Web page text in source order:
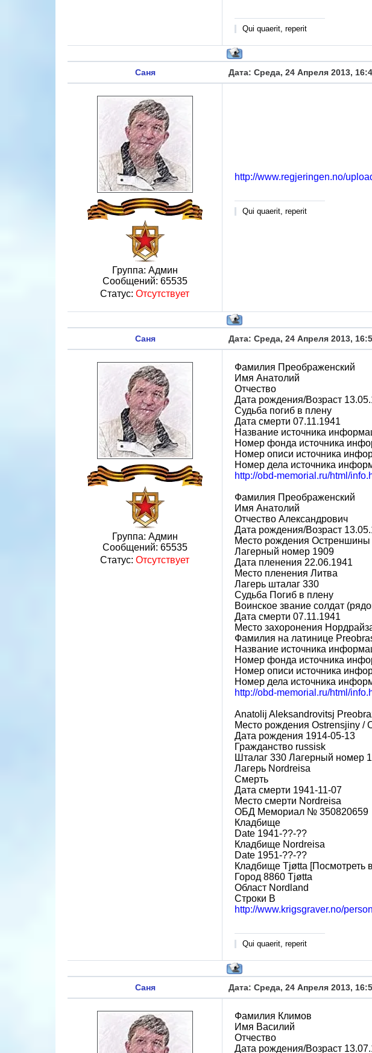
Qui quaerit, reperit
Саня Дата: Среда, 24 Апреля 2013,
Группа: Админ
Сообщений: 65535
Статус: Отсутствует
http://www.regjeringen.no/
Qui quaerit, reperit
Саня Дата: Среда, 24 Апреля 2013,
Группа: Админ
Сообщений: 65535
Статус: Отсутствует
Фамилия Преображенский
Имя Анатолий
Отчество
Дата рождения/Возраст
Судьба погиб в плену
Дата смерти 07.11.1941
Название источника
Номер фонда источника
Номер описи источника
Номер дела источника
http://obd-memorial.ru/html/
Фамилия Преображенский
Имя Анатолий
Отчество Александрович
Дата рождения/Возраст
Место рождения Остреншины
Лагерный номер 1909
Дата пленения 22.06.1941
Место пленения Литва
Лагерь шталаг 330
Судьба Погиб в плену
Воинское звание солдат
Дата смерти 07.11.1941
Место захоронения
Фамилия на латинице
Название источника
Номер фонда источника
Номер описи источника
Номер дела источника
http://obd-memorial.ru/html/
Anatolij Aleksandrovitsj
Место рождения Ostrensjiny /
Дата рождения 1914-05-13
Гражданство russisk
Шталаг 330 Лагерный номер
Лагерь Nordreisa
Смерть
Дата смерти 1941-11-07
Место смерти Nordreisa
ОБД Мемориал № 350820659
Кладбище
Date 1941-??-??
Кладбище Nordreisa
Date 1951-??-??
Кладбище Tjøtta [Посмотреть
Город 8860 Tjøtta
Област Nordland
Строки B
http://www.krigsgraver.no/
Qui quaerit, reperit
Саня Дата: Среда, 24 Апреля 2013,
Фамилия Климов
Имя Василий
Отчество
Дата рождения/Возраст